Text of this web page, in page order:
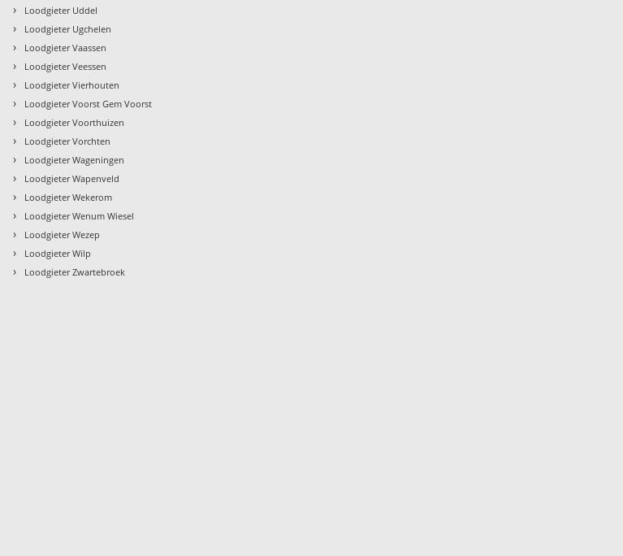
› Loodgieter Uddel
› Loodgieter Ugchelen
› Loodgieter Vaassen
› Loodgieter Veessen
› Loodgieter Vierhouten
› Loodgieter Voorst Gem Voorst
› Loodgieter Voorthuizen
› Loodgieter Vorchten
› Loodgieter Wageningen
› Loodgieter Wapenveld
› Loodgieter Wekerom
› Loodgieter Wenum Wiesel
› Loodgieter Wezep
› Loodgieter Wilp
› Loodgieter Zwartebroek